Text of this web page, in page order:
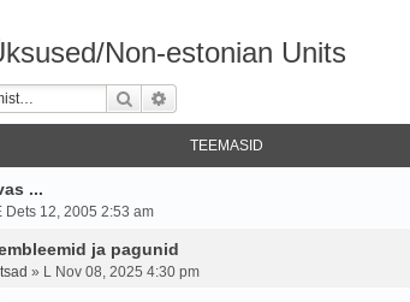
Non-estonian Units
Otsi
TEEMASID
...
Dets 12, 2005 2:53 am
ja pagunid
» L Nov 08, 2025 4:30 pm